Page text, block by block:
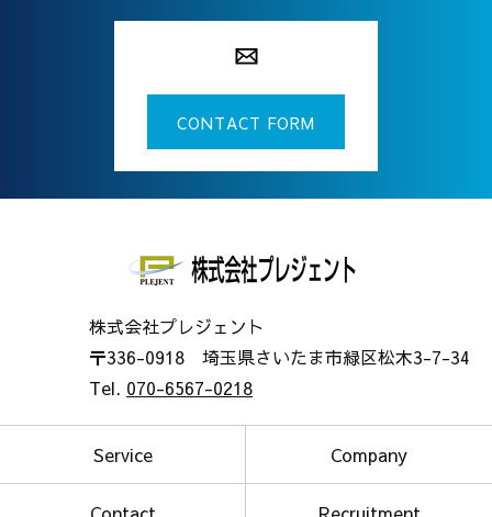
CONTACT FORM
株式会社プレジェント
〒336-0918 埼玉県さいたま市緑区松木3-7-34
Tel. 070-6567-0218
Service Company
Contact Recruitment